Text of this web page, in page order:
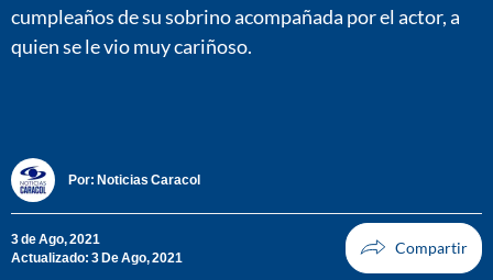
cumpleaños de su sobrino acompañada por el actor, a
quien se le vio muy cariñoso.
Por: Noticias Caracol
3 de Ago, 2021
Actualizado: 3 De Ago, 2021